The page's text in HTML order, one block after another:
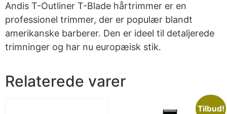
Andis T-Outliner T-Blade hårtrimmer er en
professionel trimmer, der er populær blandt
amerikanske barberer. Den er ideel til detaljerede
trimninger og har nu europæisk stik.
Relaterede varer
Tilbud!